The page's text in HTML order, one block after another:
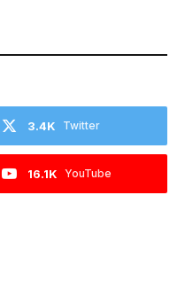
Twitter
3.4K
YouTube
16.1K